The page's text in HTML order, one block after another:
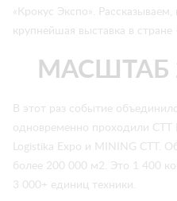
«Крокус Экспо».
крупнейшая выставка в
МАСШТАБ
В этот раз событие
одновременно проходили CTT
Logistika Expo и MINING CTT.
более 200 000 м2. Это 1 400
3 000+ единиц техники.